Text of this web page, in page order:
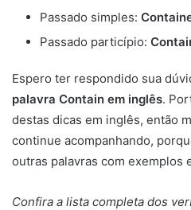
Passado simples:
Passado particípio:
Espero ter respondido sua
palavra Contain em inglês.
destas dicas em inglês, então
continue acompanhando,
outras palavras com exemplos
Confira a lista completa dos